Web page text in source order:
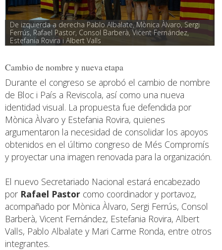
De izquierda a derecha Pablo Albalate, Mònica Àlvaro, Sergi
Ferrús, Rafael Pastor, Consol Barberà, Vicent Fernández,
Estefania Rovira i Albert Valls
Cambio de nombre y nueva etapa
Durante el congreso se aprobó el cambio de nombre
de Bloc i País a Reviscola, así como una nueva
identidad visual. La propuesta fue defendida por
Mònica Àlvaro y Estefania Rovira, quienes
argumentaron la necesidad de consolidar los apoyos
obtenidos en el último congreso de Més Compromís
y proyectar una imagen renovada para la organización.
El nuevo Secretariado Nacional estará encabezado
por Rafael Pastor como coordinador y portavoz,
acompañado por Mònica Àlvaro, Sergi Ferrús, Consol
Barberà, Vicent Fernández, Estefania Rovira, Albert
Valls, Pablo Albalate y Mari Carme Ronda, entre otros
integrantes.